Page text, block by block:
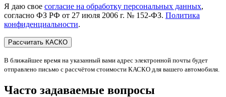
Я даю свое согласие на обработку персональных данных,
согласно ФЗ РФ от 27 июля 2006 г. № 152-ФЗ. Политика
конфиденциальности.
В ближайшее время на указанный вами адрес электронной почты будет
отправлено письмо с рассчётом стоимости КАСКО для вашего автомобиля.
Часто задаваемые вопросы